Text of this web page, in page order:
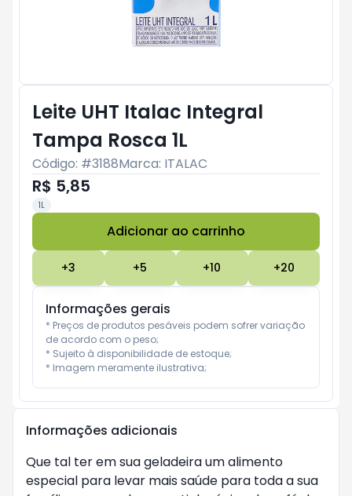
Leite UHT Italac Integral
Tampa Rosca 1L
Código: #3188Marca: ITALAC
R$ 5,85
1L
Adicionar ao carrinho
+3 +5 +10 +20
Informações gerais
* Preços de produtos pesáveis podem sofrer variação
de acordo com o peso;
* Sujeito à disponibilidade de estoque;
* Imagem meramente ilustrativa;
Informações adicionais
Que tal ter em sua geladeira um alimento
especial para levar mais saúde para toda a sua